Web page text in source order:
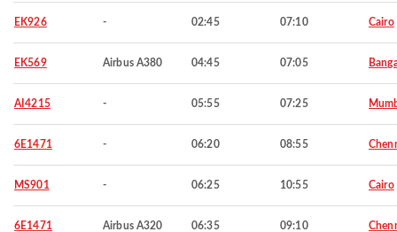
EK926 - 02:45 07:10 Cairo
EK569 Airbus A380 04:45 07:05
AI4215 - 05:55 07:25
6E1471 - 06:20 08:55
MS901 - 06:25 10:55 Cairo
6E1471 Airbus A320 06:35 09:10